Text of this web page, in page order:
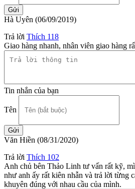
Hà Uyên (06/09/2019)
Trả lời Thích 118
Giao hàng nhanh, nhân viên giao hàng
Tin nhắn của bạn
Tên
Văn Hiền (08/31/2020)
Trả lời Thích 102
Anh chủ bên Thảo Linh tư vấn rất kỹ,
như anh ấy rất kiên nhẫn và trả lời từng
khuyên đúng với nhau cầu của mình.